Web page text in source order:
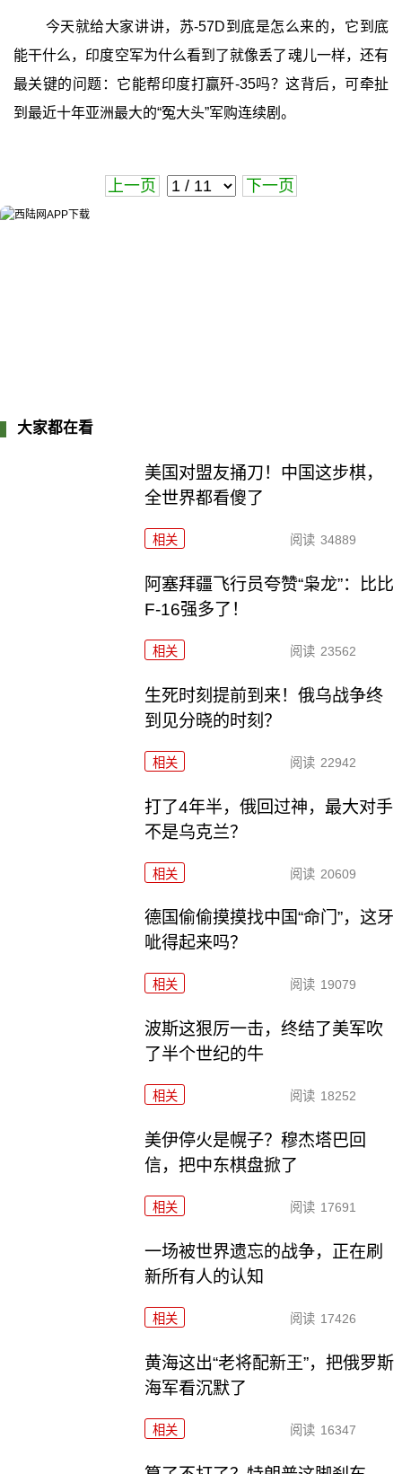
今天就给大家讲讲，苏-57D到底是怎么来的，它到底
能干什么，印度空军为什么看到了就像丢了魂儿一样，还有
最关键的问题：它能帮印度打赢歼-35吗？这背后，可牵扯
到最近十年亚洲最大的“冤大头”军购连续剧。
上一页 下一页
大家都在看
美国对盟友捅刀！中国这步棋，
全世界都看傻了
相关 阅读 34889
阿塞拜疆飞行员夸赞“枭龙”：比比
F-16强多了！
相关 阅读 23562
生死时刻提前到来！俄乌战争终
到见分晓的时刻？
相关 阅读 22942
打了4年半，俄回过神，最大对手
不是乌克兰？
相关 阅读 20609
德国偷偷摸摸找中国“命门”，这牙
呲得起来吗？
相关 阅读 19079
波斯这狠厉一击，终结了美军吹
了半个世纪的牛
相关 阅读 18252
美伊停火是幌子？穆杰塔巴回
信，把中东棋盘掀了
相关 阅读 17691
一场被世界遗忘的战争，正在刷
新所有人的认知
相关 阅读 17426
黄海这出“老将配新王”，把俄罗斯
海军看沉默了
相关 阅读 16347